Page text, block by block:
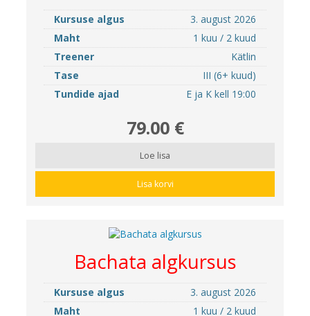
Kursuse algus
3. august 2026
Maht
1 kuu / 2 kuud
Treener
Kätlin
Tase
III (6+ kuud)
Tundide ajad
E ja K kell 19:00
79.00 €
Loe lisa
Lisa korvi
Bachata algkursus
Kursuse algus
3. august 2026
Maht
1 kuu / 2 kuud